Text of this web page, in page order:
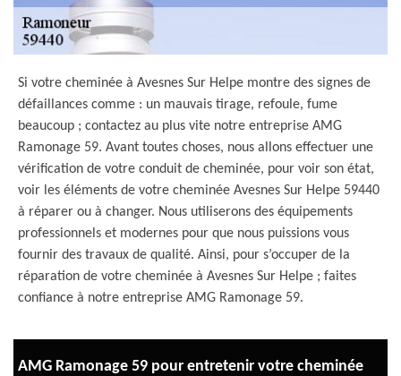
Si votre cheminée à Avesnes Sur Helpe montre des signes de
défaillances comme : un mauvais tirage, refoule, fume
beaucoup ; contactez au plus vite notre entreprise AMG
Ramonage 59. Avant toutes choses, nous allons effectuer une
vérification de votre conduit de cheminée, pour voir son état,
voir les éléments de votre cheminée Avesnes Sur Helpe 59440
à réparer ou à changer. Nous utiliserons des équipements
professionnels et modernes pour que nous puissions vous
fournir des travaux de qualité. Ainsi, pour s’occuper de la
réparation de votre cheminée à Avesnes Sur Helpe ; faites
confiance à notre entreprise AMG Ramonage 59.
AMG Ramonage 59 pour entretenir votre cheminée